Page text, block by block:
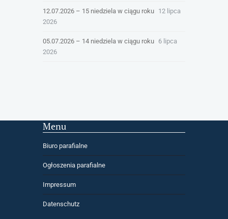
12.07.2026 – 15 niedziela w ciągu roku 12 lipca
2026
05.07.2026 – 14 niedziela w ciągu roku 6 lipca
2026
Menu
Biuro parafialne
Ogłoszenia parafialne
Impressum
Datenschutz